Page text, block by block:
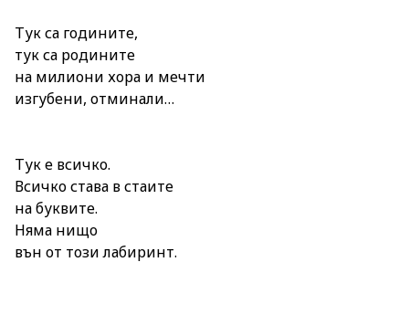
Тук са годините,
тук са родините
на милиони хора и мечти
изгубени, отминали…
Тук е всичко.
Всичко става в стаите
на буквите.
Няма нищо
вън от този лабиринт.